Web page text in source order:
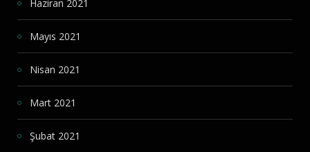
Haziran 2021
Mayıs 2021
Nisan 2021
Mart 2021
Şubat 2021